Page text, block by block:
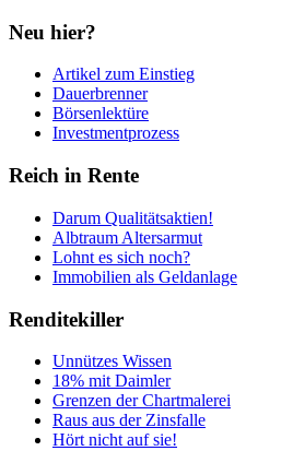
Neu hier?
Artikel zum Einstieg
Dauerbrenner
Börsenlektüre
Investmentprozess
Reich in Rente
Darum Qualitätsaktien!
Albtraum Altersarmut
Lohnt es sich noch?
Immobilien als Geldanlage
Renditekiller
Unnützes Wissen
18% mit Daimler
Grenzen der Chartmalerei
Raus aus der Zinsfalle
Hört nicht auf sie!